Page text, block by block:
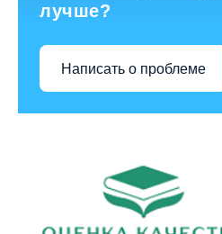
лучше?
Написать о проблеме